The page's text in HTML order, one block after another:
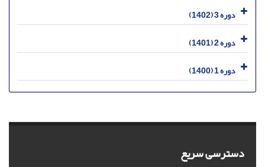
دوره 3 (1402)
دوره 2 (1401)
دوره 1 (1400)
دسترسی سریع